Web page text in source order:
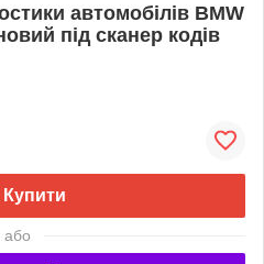
автомобілів BMW
під сканер кодів
Купити
або